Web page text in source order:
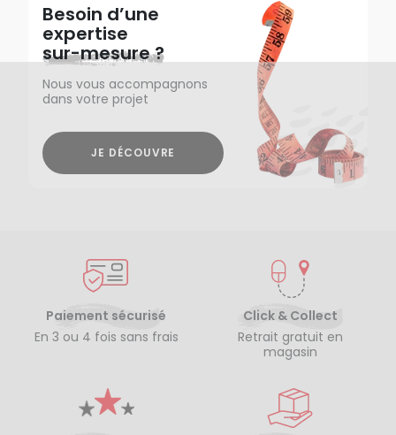
Besoin d’une
expertise
sur-mesure ?
Nous vous accompagnons
dans votre projet
JE DÉCOUVRE
Paiement sécurisé
En 3 ou 4 fois sans frais
Click & Collect
Retrait gratuit en
magasin